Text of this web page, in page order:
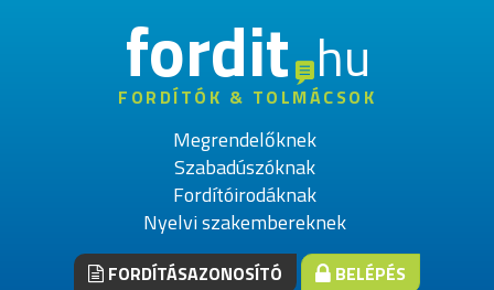
fordithu
FORDÍTÓK & TOLMÁCSOK
Megrendelőknek
Szabadúszóknak
Fordítóirodáknak
Nyelvi szakembereknek
FORDÍTÁSAZONOSÍTÓ BELÉPÉS